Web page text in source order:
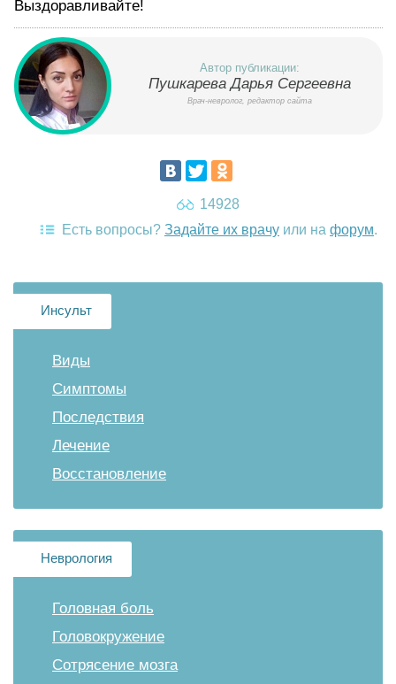
Выздоравливайте!
Автор публикации:
Пушкарева Дарья Сергеевна
Врач-невролог, редактор сайта
14928
Есть вопросы? Задайте их врачу или на форум.
Инсульт
Виды
Симптомы
Последствия
Лечение
Восстановление
Неврология
Головная боль
Головокружение
Сотрясение мозга